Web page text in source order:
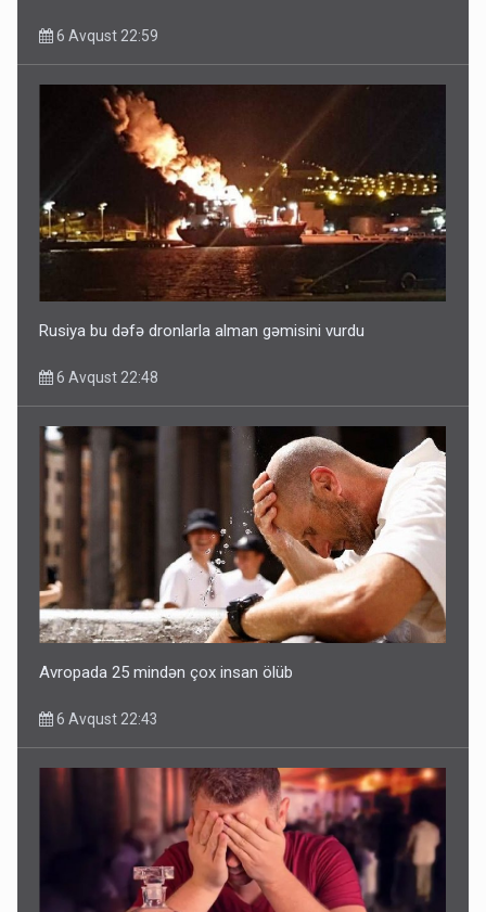
Ərdoğana sui-qəsd planının iştirakçısı detalları açıqladı
6 Avqust 22:59
Rusiya bu dəfə dronlarla alman gəmisini vurdu
6 Avqust 22:48
Avropada 25 mindən çox insan ölüb
6 Avqust 22:43